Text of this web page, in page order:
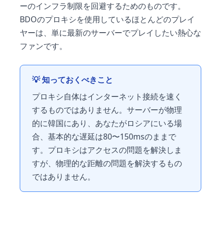
ーのインフラ制限を回避するためのものです。
BDOのプロキシを使用しているほとんどのプレイ
ヤーは、単に最新のサーバーでプレイしたい熱心な
ファンです。
💡 知っておくべきこと
プロキシ自体はインターネット接続を速く
するものではありません。サーバーが物理
的に韓国にあり、あなたがロシアにいる場
合、基本的な遅延は80〜150msのままで
す。プロキシはアクセスの問題を解決しま
すが、物理的な距離の問題を解決するもの
ではありません。